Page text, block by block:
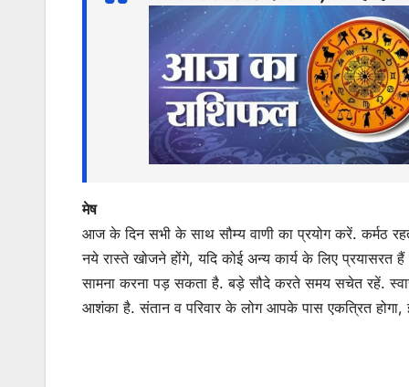
e
b
o
o
k
er l
s
e
n
g
er
e
मेष
आज के दिन सभी के साथ सौम्य वाणी का प्रयोग करें. कर्मठ
नये रास्ते खोजने होंगे, यदि कोई अन्य कार्य के लिए
सामना करना पड़ सकता है. बड़े सौदे करते समय सचेत रहें.
आशंका है. संतान व परिवार के लोग आपके पास एकत्रित